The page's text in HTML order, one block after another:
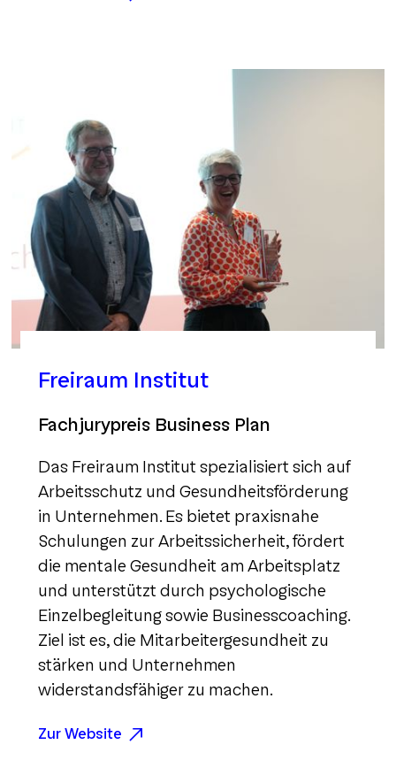
Freiraum Institut
Fachjurypreis Business Plan
Das Freiraum Institut spezialisiert sich auf
Arbeitsschutz und Gesundheitsförderung
in Unternehmen. Es bietet praxisnahe
Schulungen zur Arbeitssicherheit, fördert
die mentale Gesundheit am Arbeitsplatz
und unterstützt durch psychologische
Einzelbegleitung sowie Businesscoaching.
Ziel ist es, die Mitarbeitergesundheit zu
stärken und Unternehmen
widerstandsfähiger zu machen.
Zur Website